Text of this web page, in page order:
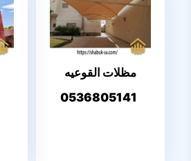
مظلات القوعيه
0536805141